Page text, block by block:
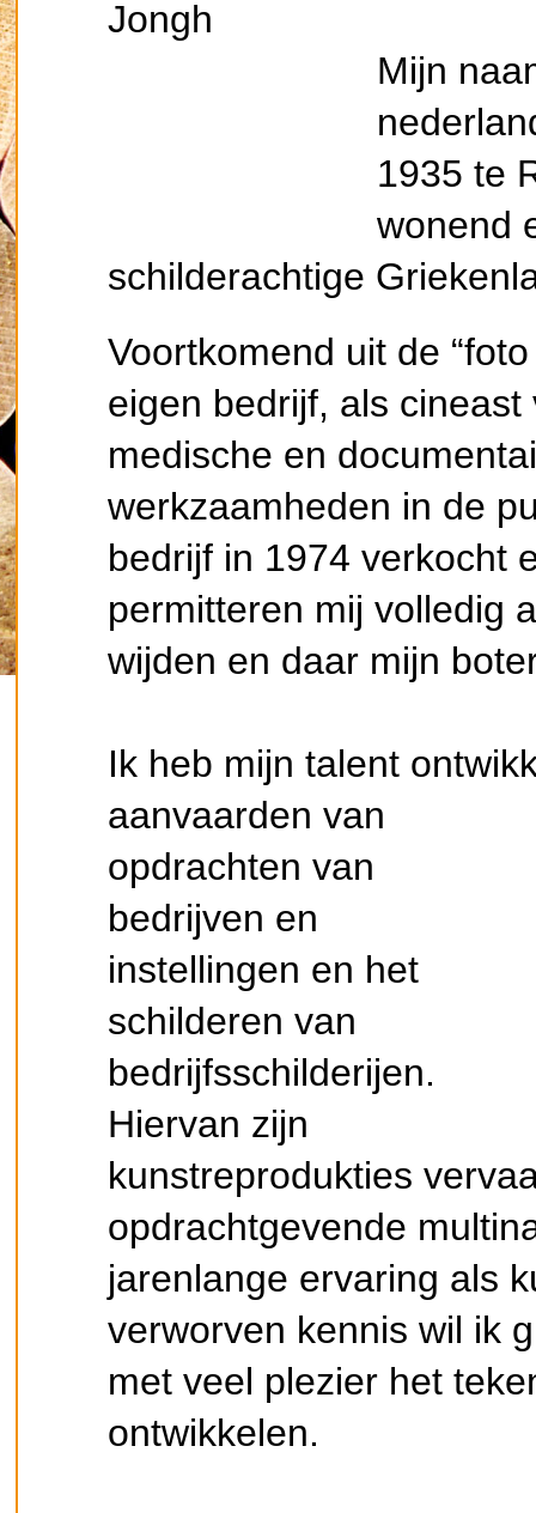
Mijn
1935 te
wonend
schilderachtige
Voortkomend uit de
eigen bedrijf, als
medische en
werkzaamheden in de
bedrijf in 1974 verkocht
permitteren mij volledig
wijden en daar mijn
Ik heb mijn talent
aanvaarden van
opdrachten van
bedrijven en
instellingen en het
schilderen van
bedrijfsschilderijen.
Hiervan zijn
kunstreprodukties
opdrachtgevende
jarenlange ervaring als
verworven kennis wil ik
met veel plezier het
ontwikkelen.